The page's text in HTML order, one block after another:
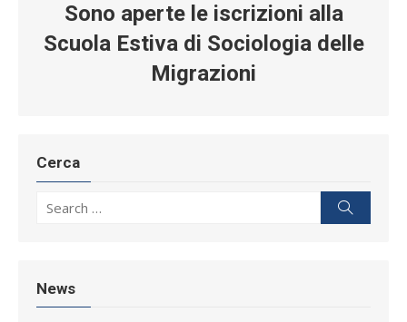
Sono aperte le iscrizioni alla
Scuola Estiva di Sociologia delle
Migrazioni
Cerca
News